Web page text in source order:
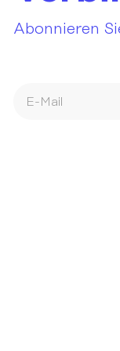
Abonnieren